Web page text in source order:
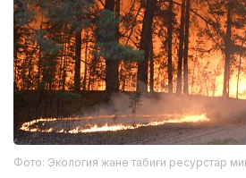
Фото: Экология және табиғи ресурстар